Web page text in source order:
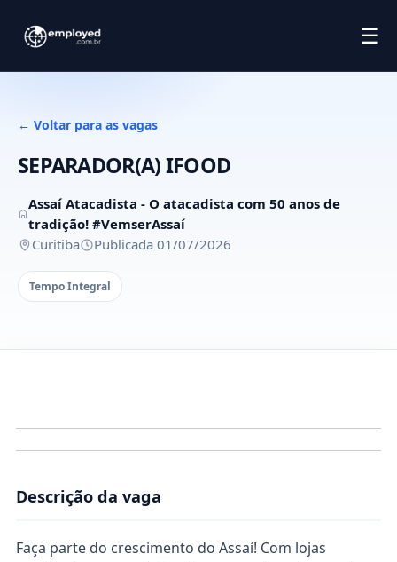
☰
← Voltar para as vagas
SEPARADOR(A) IFOOD
Assaí Atacadista - O atacadista com 50 anos de
tradição! #VemserAssaí
Curitiba
Publicada 01/07/2026
Tempo Integral
Descrição da vaga
Faça parte do crescimento do Assaí! Com lojas